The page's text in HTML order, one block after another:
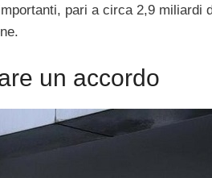
pari a circa 2,9 miliardi
un accordo